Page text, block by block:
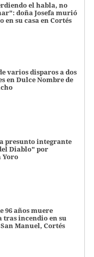
el habla, no
doña Josefa murió
en su casa en Cortés
varios disparos a dos
en Dulce Nombre de
presunto integrante
Diablo" por
Yoro
96 años muere
tras incendio en su
Manuel, Cortés